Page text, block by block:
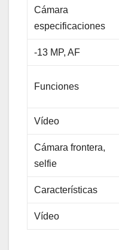
Cámara
especificaciones
-13 MP, AF
Funciones
Vídeo
Cámara frontera,
selfie
Características
Vídeo